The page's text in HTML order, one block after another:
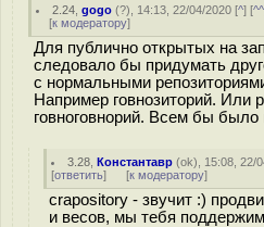
2.24 ,gogo (?), 14:13, 22/04/2020 [^] [^^
[к модератору]
Для публично открытых на
следовало бы придумать
с нормальными
Например говнозиторий. Или
говноговнорий. Всем бы было
3.28 ,Константавр (ok), 15:08, 22/
[ответить] [к модератору]
crapository - звучит :)
и весов, мы тебя